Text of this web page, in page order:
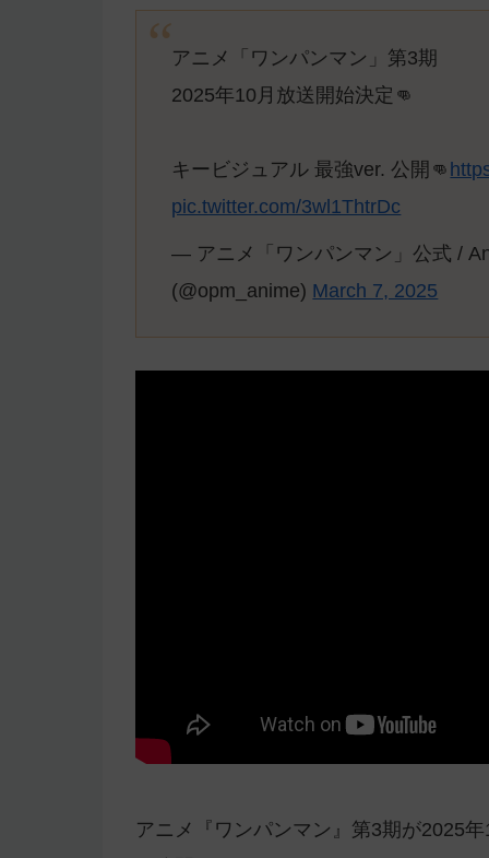
アニメ「ワンパンマン」第3期
2025年10月放送開始決定👊
キービジュアル 最強ver. 公開👊
pic.twitter.com/3wl1ThtrDc
— アニメ「ワンパンマン」公式 /
(@opm_anime) March 7, 2025
アニメ『ワンパンマン』第3期が2025